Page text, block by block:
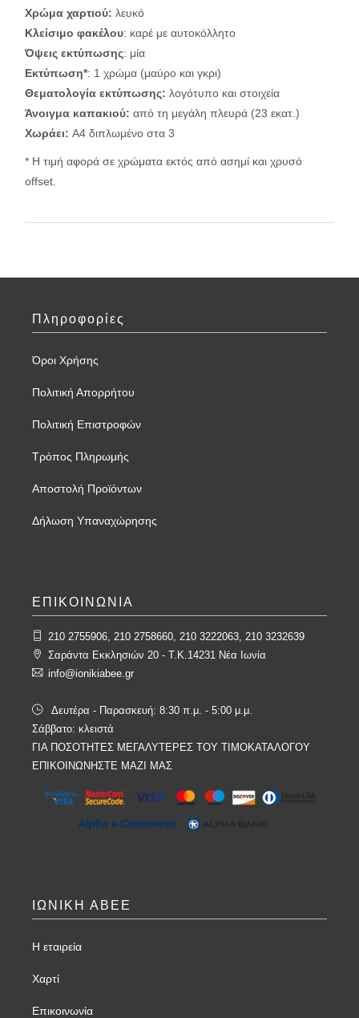
Χρώμα χαρτιού: λευκό
Κλείσιμο φακέλου: καρέ με αυτοκόλλητο
Όψεις εκτύπωσης: μία
Εκτύπωση*: 1 χρώμα (μαύρο και γκρι)
Θεματολογία εκτύπωσης: λογότυπο και στοιχεία
Άνοιγμα καπακιού: από τη μεγάλη πλευρά (23 εκατ.)
Χωράει: Α4 διπλωμένο στα 3
* Η τιμή αφορά σε χρώματα εκτός από ασημί και χρυσό
offset.
Πληροφορίες
Όροι Χρήσης
Πολιτική Απορρήτου
Πολιτική Επιστροφών
Τρόπος Πληρωμής
Αποστολή Προϊόντων
Δήλωση Υπαναχώρησης
ΕΠΙΚΟΙΝΩΝΙΑ
210 2755906, 210 2758660, 210 3222063, 210 3232639
Σαράντα Εκκλησιών 20 - T.K.14231 Νέα Ιωνία
info@ionikiabee.gr
Δευτέρα - Παρασκευή: 8:30 π.μ. - 5:00 μ.μ.
Σάββατο: κλειστά
ΓΙΑ ΠΟΣΟΤΗΤΕΣ ΜΕΓΑΛΥΤΕΡΕΣ ΤΟΥ ΤΙΜΟΚΑΤΑΛΟΓΟΥ
ΕΠΙΚΟΙΝΩΝΗΣΤΕ ΜΑΖΙ ΜΑΣ
ΙΩΝΙΚΗ ΑΒΕΕ
Η εταιρεία
Χαρτί
Επικοινωνία